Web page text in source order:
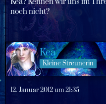
noch nicht?
Kea
Kleine Streunerin
12. Januar 2012 um 21:35